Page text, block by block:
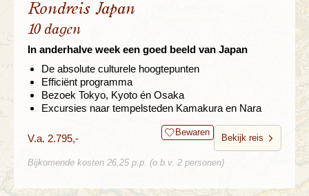
Rondreis Japan
10 dagen
In anderhalve week een goed beeld van Japan
De absolute culturele hoogtepunten
Efficiënt programma
Bezoek Tokyo, Kyoto én Osaka
Excursies naar tempelsteden Kamakura en Nara
V.a. 2.795,- Bewaren
Bekijk reis
Bijkomende kosten 26,25 p.p. (o.b.v. 2 personen)